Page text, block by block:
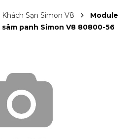
Khách Sạn Simon V8
Module
panh Simon V8 80800-56